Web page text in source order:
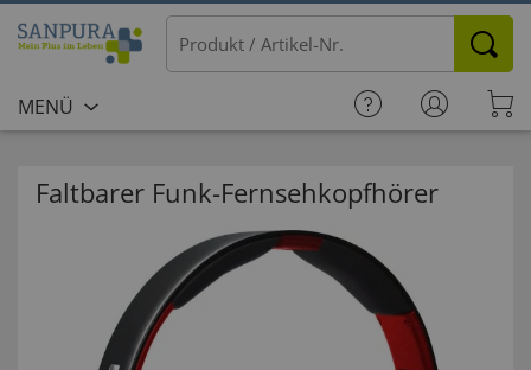
MENÜ
Faltbarer Funk-Fernsehkopfhörer